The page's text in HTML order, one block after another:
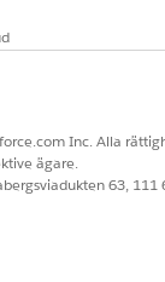
Cloud
ARTIKEL DITT
Inc. Alla
ägare.
63,